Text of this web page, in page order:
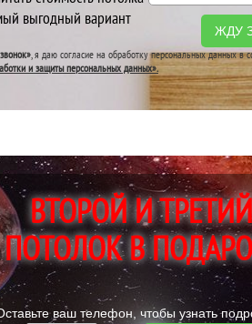
выгодный вариант
ЖДУ
, я даю согласие на обработку персональных данных в
и защиты персональных данных».
ВТОРОЙ И ТРЕТИЙ
ПОТОЛОК В
ваш телефон, чтобы узнать